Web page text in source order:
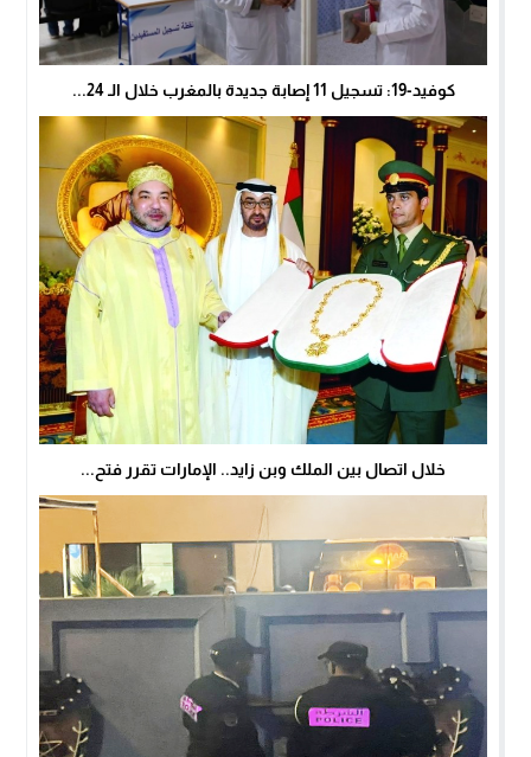
كوفيد-19: تسجيل 11 إصابة جديدة بالمغرب خلال الـ 24...
خلال اتصال بين الملك وبن زايد.. الإمارات تقرر فتح...